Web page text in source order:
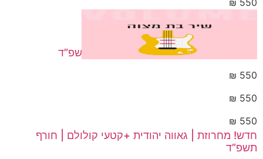
₪ 550
חדש!! שיר בת מצוה | תן לי כח | חורף תשפ”ד
₪ 550
חדש!! | על אם ודרך | שיר לאמא – חורף תשפ”ד
₪ 550
חדש!! שיר פתיחה | תזכנו-חורף תשפ”ד
₪ 550
חדש! מחרוזת | גאווה יהודית +קטעי קולולם | חורף
תשפ”ד